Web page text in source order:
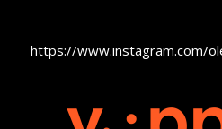
https://www.instagram.com/